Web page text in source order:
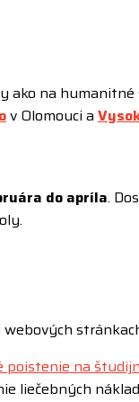
na
v Olomouci a
do apríla.
poistenie na
liečebných